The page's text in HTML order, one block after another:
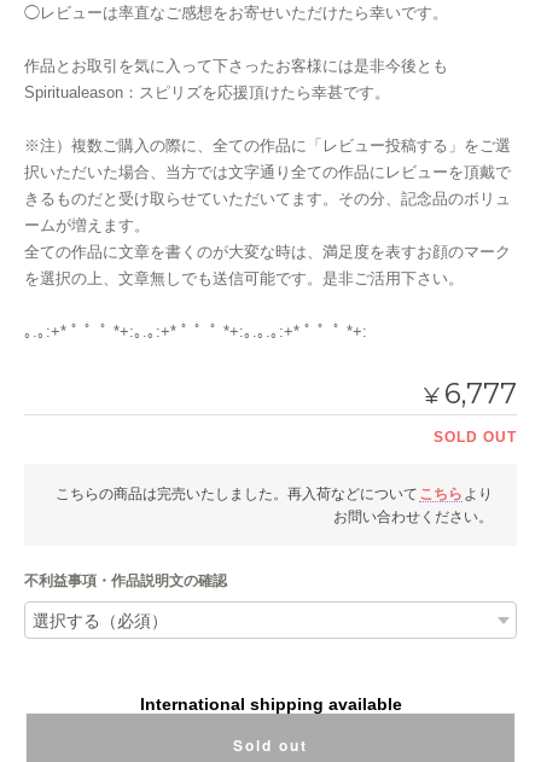
◯レビューは率直なご感想をお寄せいただけたら幸いです。
作品とお取引を気に入って下さったお客様には是非今後とも
Spiritualeason：スピリズを応援頂けたら幸甚です。
※注）複数ご購入の際に、全ての作品に「レビュー投稿する」をご選
択いただいた場合、当方では文字通り全ての作品にレビューを頂戴で
きるものだと受け取らせていただいてます。その分、記念品のボリュ
ームが増えます。
全ての作品に文章を書くのが大変な時は、満足度を表すお顔のマーク
を選択の上、文章無しでも送信可能です。是非ご活用下さい。
｡.｡:+* ﾟ ゜ﾟ *+:｡.｡:+* ﾟ ゜ﾟ *+:｡.｡.｡:+* ﾟ ゜ﾟ *+:
¥ 6,777
SOLD OUT
こちらの商品は完売いたしました。再入荷などについて こちら より
お問い合わせください。
不利益事項・作品説明文の確認
International shipping available
Sold out